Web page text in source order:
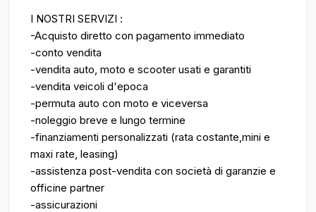
I NOSTRI SERVIZI :
-Acquisto diretto con pagamento immediato
-conto vendita
-vendita auto, moto e scooter usati e garantiti
-vendita veicoli d'epoca
-permuta auto con moto e viceversa
-noleggio breve e lungo termine
-finanziamenti personalizzati (rata costante,mini e
maxi rate, leasing)
-assistenza post-vendita con società di garanzie e
officine partner
-assicurazioni